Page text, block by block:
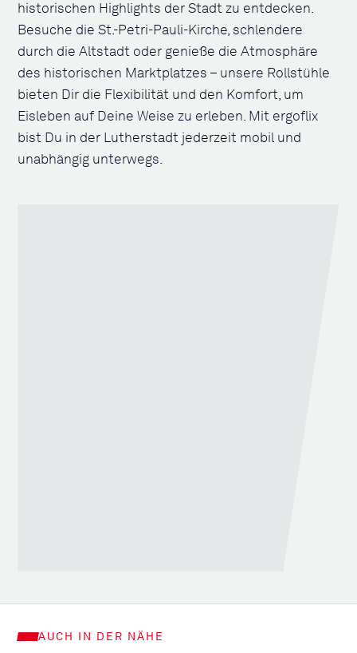
historischen Highlights der Stadt zu entdecken.
Besuche die St.-Petri-Pauli-Kirche, schlendere
durch die Altstadt oder genieße die Atmosphäre
des historischen Marktplatzes – unsere Rollstühle
bieten Dir die Flexibilität und den Komfort, um
Eisleben auf Deine Weise zu erleben. Mit ergoflix
bist Du in der Lutherstadt jederzeit mobil und
unabhängig unterwegs.
AUCH IN DER NÄHE